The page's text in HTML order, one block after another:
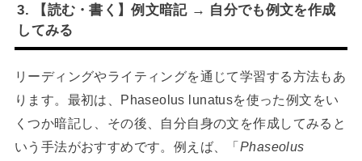
3. 【読む・書く】例文暗記 → 自分でも例文を作成
してみる
リーディングやライティングを通じて学習する方法もあ
ります。最初は、Phaseolus lunatusを使った例文をい
くつか暗記し、その後、自分自身の文を作成してみると
いう手法がおすすめです。例えば、「Phaseolus